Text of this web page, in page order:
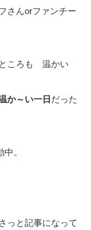
んorファンチー
ころも 温かい
か～い一日 だった
。
と記事になって